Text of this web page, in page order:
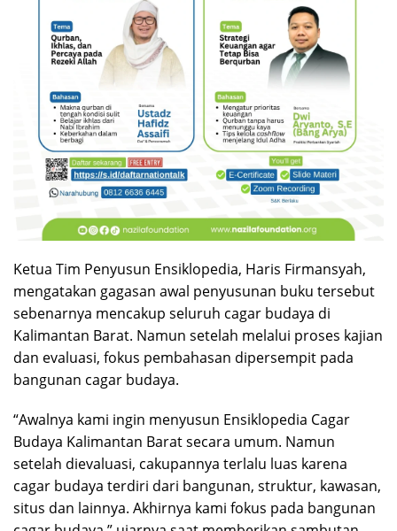
Ketua Tim Penyusun Ensiklopedia, Haris Firmansyah,
mengatakan gagasan awal penyusunan buku tersebut
sebenarnya mencakup seluruh cagar budaya di
Kalimantan Barat. Namun setelah melalui proses kajian
dan evaluasi, fokus pembahasan dipersempit pada
bangunan cagar budaya.
“Awalnya kami ingin menyusun Ensiklopedia Cagar
Budaya Kalimantan Barat secara umum. Namun
setelah dievaluasi, cakupannya terlalu luas karena
cagar budaya terdiri dari bangunan, struktur, kawasan,
situs dan lainnya. Akhirnya kami fokus pada bangunan